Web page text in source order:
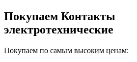
Покупаем Контакты
электротехнические
Покупаем по самым высоким ценам: